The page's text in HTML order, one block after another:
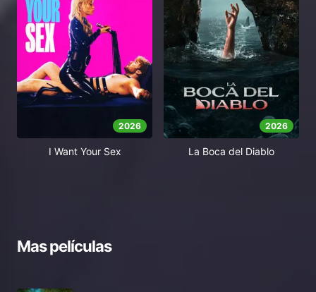
2026
I Want Your Sex
2026
La Boca del Diablo
Mas películas